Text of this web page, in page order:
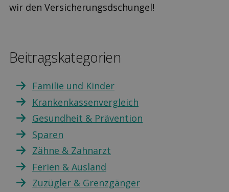
wir den Versicherungsdschungel!
Beitragskategorien
Familie und Kinder
Krankenkassenvergleich
Gesundheit & Prävention
Sparen
Zähne & Zahnarzt
Ferien & Ausland
Zuzügler & Grenzgänger